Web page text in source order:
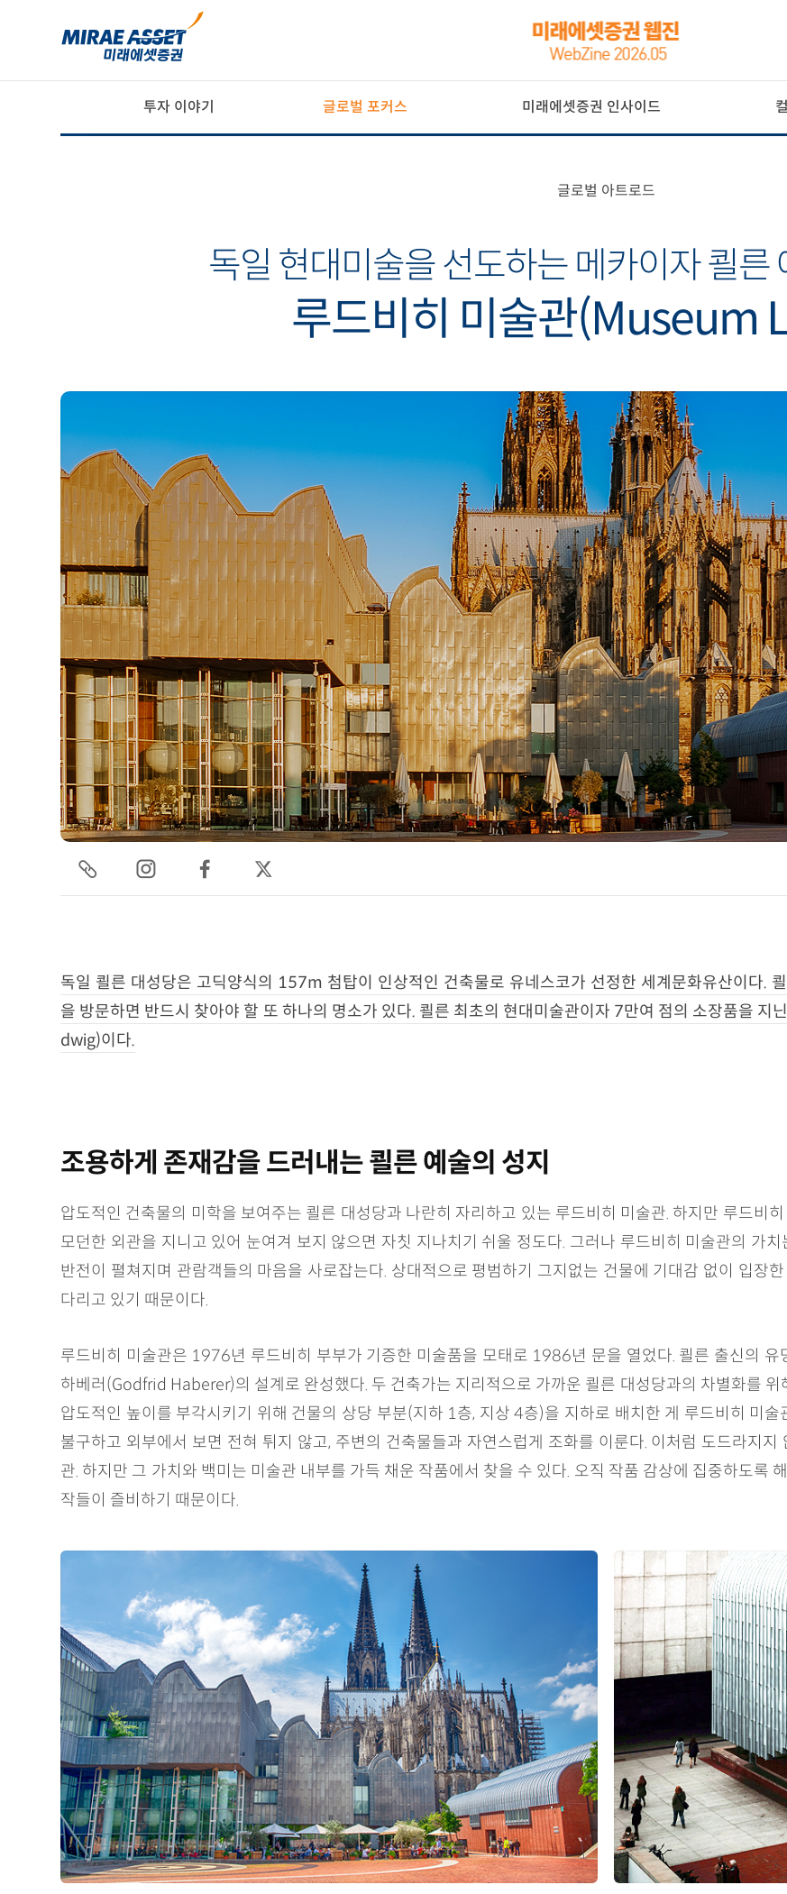
투자 이야기 글로벌 포커스 미래에셋증권 인사이드
글로벌 아트로드
독일 현대미술을 선도하는 메카이자 쾰른
루드비히 미술관(Museum
독일 쾰른 대성당은 고딕양식의 157m 첨탑이 인상적인 건축물로 유네스코가 선정한 세계문화유산이다.
을 방문하면 반드시 찾아야 할 또 하나의 명소가 있다. 쾰른 최초의 현대미술관이자 7만여 점의 소장품을
dwig)이다.
조용하게 존재감을 드러내는 쾰른 예술의 성지
압도적인 건축물의 미학을 보여주는 쾰른 대성당과 나란히 자리하고 있는 루드비히 미술관. 하지만 루드비
모던한 외관을 지니고 있어 눈여겨 보지 않으면 자칫 지나치기 쉬울 정도다. 그러나 루드비히 미술관의 가
반전이 펼쳐지며 관람객들의 마음을 사로잡는다. 상대적으로 평범하기 그지없는 건물에 기대감 없이 입장
다리고 있기 때문이다.
루드비히 미술관은 1976년 루드비히 부부가 기증한 미술품을 모태로 1986년 문을 열었다. 쾰른 출신의
하베러(Godfrid Haberer)의 설계로 완성했다. 두 건축가는 지리적으로 가까운 쾰른 대성당과의 차별화를
압도적인 높이를 부각시키기 위해 건물의 상당 부분(지하 1층, 지상 4층)을 지하로 배치한 게 루드비히 미
불구하고 외부에서 보면 전혀 튀지 않고, 주변의 건축물들과 자연스럽게 조화를 이룬다. 이처럼 도드라지
관. 하지만 그 가치와 백미는 미술관 내부를 가득 채운 작품에서 찾을 수 있다. 오직 작품 감상에 집중하도록
작들이 즐비하기 때문이다.